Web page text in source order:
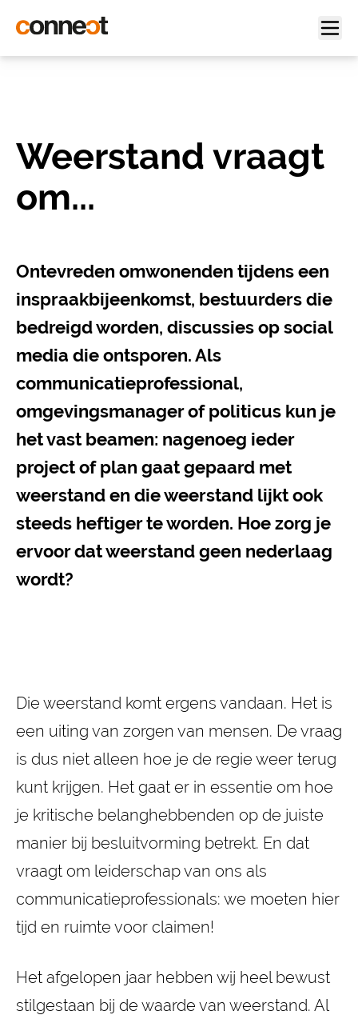
Weerstand vraagt
om...
Ontevreden omwonenden tijdens een
inspraakbijeenkomst, bestuurders die
bedreigd worden, discussies op social
media die ontsporen. Als
communicatieprofessional,
omgevingsmanager of politicus kun je
het vast beamen: nagenoeg ieder
project of plan gaat gepaard met
weerstand en die weerstand lijkt ook
steeds heftiger te worden. Hoe zorg je
ervoor dat weerstand geen nederlaag
wordt?
Die weerstand komt ergens vandaan. Het is
een uiting van zorgen van mensen. De vraag
is dus niet alleen hoe je de regie weer terug
kunt krijgen. Het gaat er in essentie om hoe
je kritische belanghebbenden op de juiste
manier bij besluitvorming betrekt. En dat
vraagt om leiderschap van ons als
communicatieprofessionals: we moeten hier
tijd en ruimte voor claimen!
Het afgelopen jaar hebben wij heel bewust
stilgestaan bij de waarde van weerstand. Al